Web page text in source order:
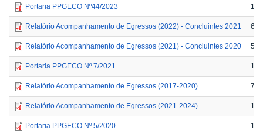
Portaria PPGECO Nº44/2023
Relatório Acompanhamento de Egressos (2022) - Concluintes 2021
Relatório Acompanhamento de Egressos (2021) - Concluintes 2020
Portaria PPGECO Nº 7/2021
Relatório Acompanhamento de Egressos (2017-2020)
Relatório Acompanhamento de Egressos (2021-2024)
Portaria PPGECO Nº 5/2020